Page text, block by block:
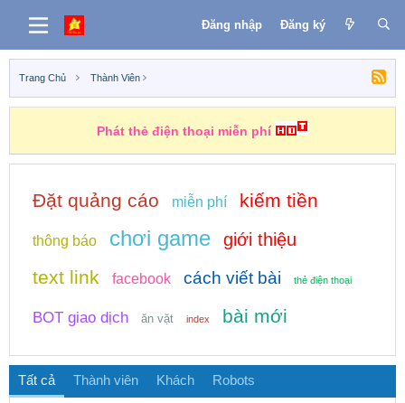
Đăng nhập Đăng ký
Trang Chủ Thành Viên
Phát thẻ điện thoại miễn phí
Đặt quảng cáo miễn phí kiếm tiền
thông báo chơi game giới thiệu
text link facebook cách viết bài thẻ điện thoại
BOT giao dịch ăn vặt index bài mới
Tất cả Thành viên Khách Robots